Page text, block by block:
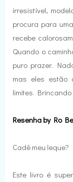
irresistível,
procura para
recebe
Quando o
puro prazer.
mas eles estão
limites.
Resenha by Ro
Cadê meu leque?
Este livro é